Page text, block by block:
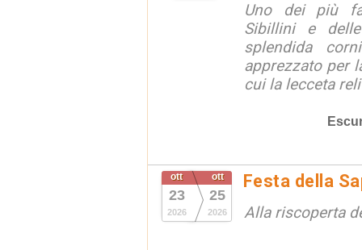
Uno dei più
Sibillini e
splendida
apprezzato per
cui la lecceta
ott
23
2026
ott
25
2026
Festa della
Alla riscoperta